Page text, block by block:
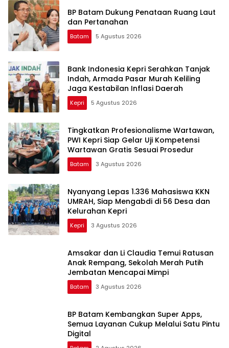
BP Batam Dukung Penataan Ruang Laut
dan Pertanahan
Batam 5 Agustus 2026
Bank Indonesia Kepri Serahkan Tanjak
Indah, Armada Pasar Murah Keliling
Jaga Kestabilan Inflasi Daerah
Kepri 5 Agustus 2026
Tingkatkan Profesionalisme Wartawan,
PWI Kepri Siap Gelar Uji Kompetensi
Wartawan Gratis Sesuai Prosedur
Batam 3 Agustus 2026
Nyanyang Lepas 1.336 Mahasiswa KKN
UMRAH, Siap Mengabdi di 56 Desa dan
Kelurahan Kepri
Kepri 3 Agustus 2026
Amsakar dan Li Claudia Temui Ratusan
Anak Rempang, Sekolah Merah Putih
Jembatan Mencapai Mimpi
Batam 3 Agustus 2026
BP Batam Kembangkan Super Apps,
Semua Layanan Cukup Melalui Satu Pintu
Digital